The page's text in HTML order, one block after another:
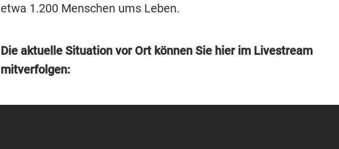
etwa 1.200 Menschen ums Leben.
Die aktuelle Situation vor Ort können Sie hier im Livestream
mitverfolgen: